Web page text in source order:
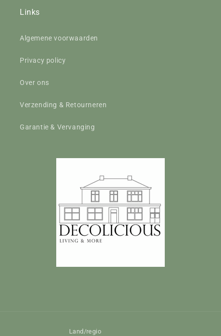
Links
Algemene voorwaarden
Privacy policy
Over ons
Verzending & Retourneren
Garantie & Vervanging
Land/regio